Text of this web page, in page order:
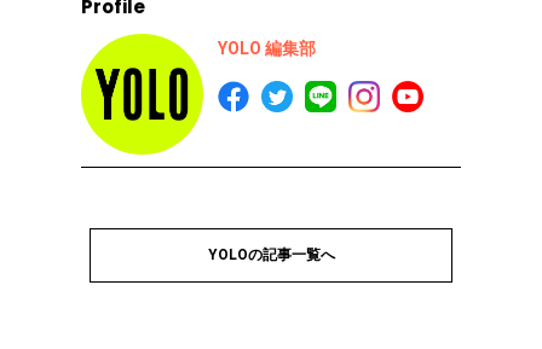
Profile
YOLO 編集部
YOLOの記事一覧へ